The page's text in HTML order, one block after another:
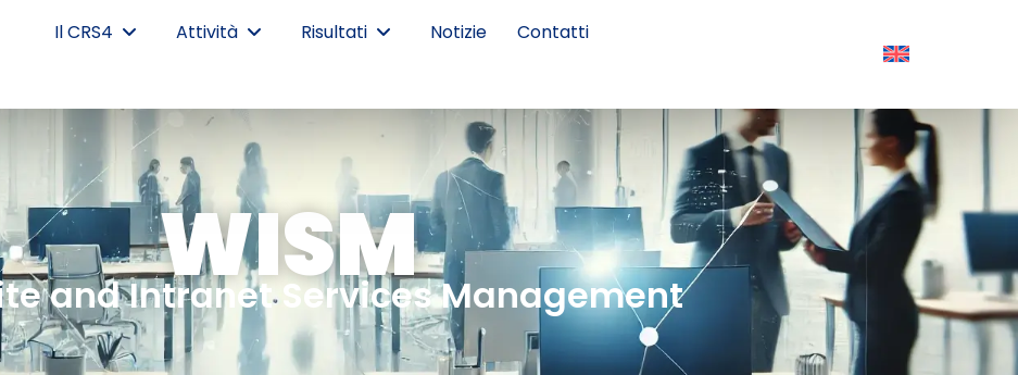
Il CRS4 Attività Risultati Notizie Contatti
WISM
and Intranet Services Management